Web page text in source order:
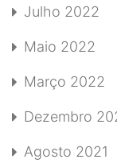
Julho 2022
Maio 2022
Março 2022
Dezembro
Agosto 2021